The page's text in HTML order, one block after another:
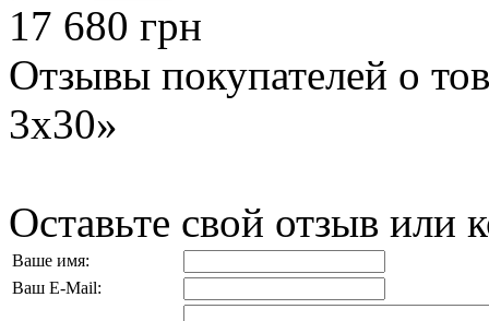
17 680 грн
Отзывы покупателей о
3x30»
Оставьте свой отзыв или
Ваше имя:
Ваш E-Mail: